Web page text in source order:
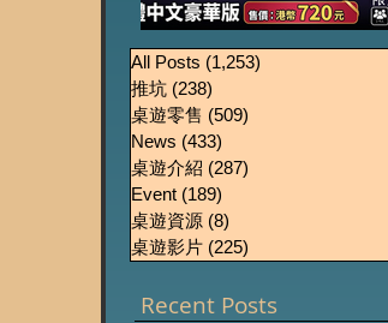
《HacKClaD獵獸魔女
德爾塔》繁體中文豪
華版開放預售
All Posts (1,253)
推坑 (238)
桌遊零售 (509)
News (433)
桌遊介紹 (287)
Event (189)
桌遊資源 (8)
桌遊影片 (225)
Recent Posts